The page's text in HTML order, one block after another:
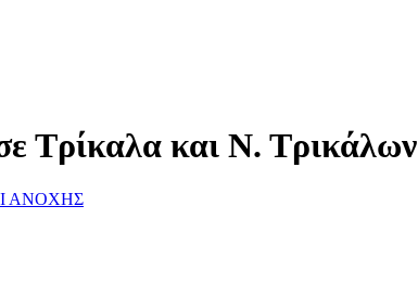
Τρίκαλα και Ν. Τρικάλων
ΑΝΟΧΗΣ